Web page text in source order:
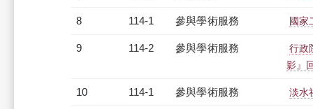
8 114-1 參與學術服務 國家
9 114-2 參與學術服務
行政
影』
10 114-1 參與學術服務 淡水